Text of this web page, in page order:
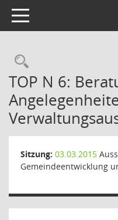
Toggle navigation
TOP N 6:
Sitzung: 03.03.2015
Gemeindeentwicklung